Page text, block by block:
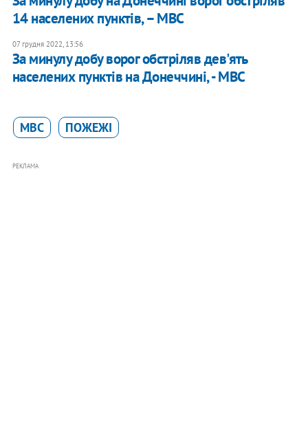
14 населених пунктів, – МВС
07 грудня 2022, 13:56
За минулу добу ворог обстріляв дев'ять
населених пунктів на Донеччині, - МВС
МВС ПОЖЕЖІ
РЕКЛАМА